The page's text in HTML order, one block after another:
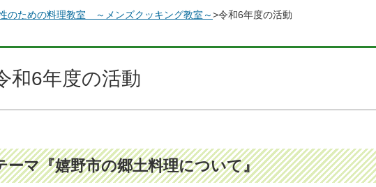
のための料理教室 ～メンズクッキング教室～ >令和6年度の活動
和6年度の活動
ーマ『嬉野市の郷土料理について』